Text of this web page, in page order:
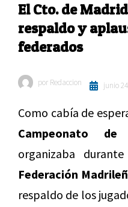
El Cto. de
respaldo y
federados
por Redaccion junio
Como cabía de
Campeonato
organizaba
Federación
respaldo de los